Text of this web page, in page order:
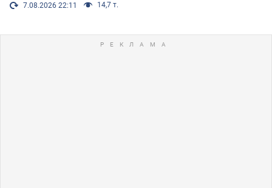
7.08.2026 22:11 14,7 т.